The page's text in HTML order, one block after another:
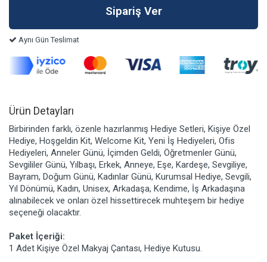
Aynı Gün Teslimat
Ürün Detayları
Birbirinden farklı, özenle hazırlanmış Hediye Setleri, Kişiye Özel
Hediye, Hoşgeldin Kit, Welcome Kit, Yeni İş Hediyeleri, Ofis
Hediyeleri, Anneler Günü, İçimden Geldi, Öğretmenler Günü,
Sevgililer Günü, Yılbaşı, Erkek, Anneye, Eşe, Kardeşe, Sevgiliye,
Bayram, Doğum Günü, Kadınlar Günü, Kurumsal Hediye, Sevgili,
Yıl Dönümü, Kadın, Unisex, Arkadaşa, Kendime, İş Arkadaşına
alınabilecek ve onları özel hissettirecek muhteşem bir hediye
seçeneği olacaktır.
Paket İçeriği:
1 Adet Kişiye Özel Makyaj Çantası, Hediye Kutusu.